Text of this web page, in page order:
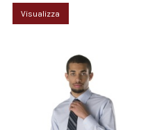
Visualizza